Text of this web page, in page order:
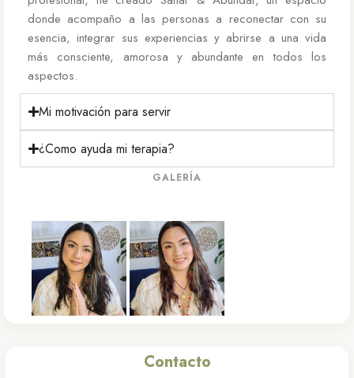
donde acompaño a las personas a reconectar con su
esencia, integrar sus experiencias y abrirse a una vida
más consciente, amorosa y abundante en todos los
aspectos.
Mi motivación para servir
¿Como ayuda mi terapia?
GALERÍA
Contacto